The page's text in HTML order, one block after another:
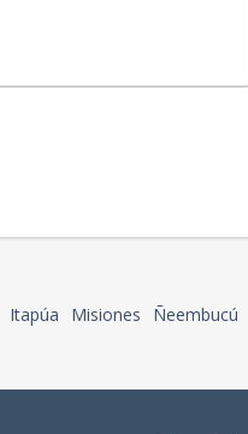
Itapúa Misiones Ñeembucú